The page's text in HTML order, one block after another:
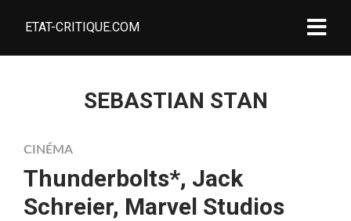
ETAT-CRITIQUE.COM
SEBASTIAN STAN
CINÉMA
Thunderbolts*, Jack
Schreier, Marvel Studios